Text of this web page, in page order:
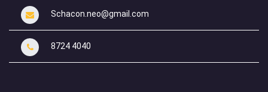
Schacon.neo@gmail.com
8724 4040